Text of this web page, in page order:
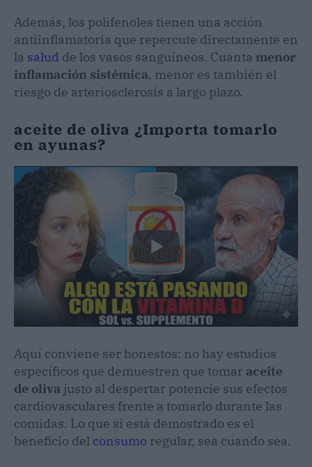
Además, los polifenoles tienen una acción
antiinflamatoria que repercute directamente en
la salud de los vasos sanguíneos. Cuanta menor
inflamación sistémica, menor es también el
riesgo de arteriosclerosis a largo plazo.
aceite de oliva ¿Importa tomarlo
en ayunas?
Aquí conviene ser honestos: no hay estudios
específicos que demuestren que tomar aceite
de oliva justo al despertar potencie sus efectos
cardiovasculares frente a tomarlo durante las
comidas. Lo que sí está demostrado es el
beneficio del consumo regular, sea cuando sea.